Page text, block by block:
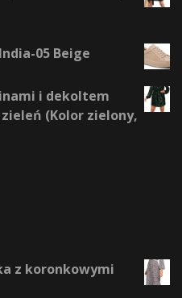
05 Beige
i dekoltem
(Kolor zielony,
z koronkowymi